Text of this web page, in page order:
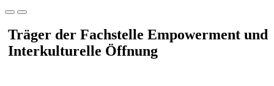
Träger der Fachstelle Empowerment und
Interkulturelle Öffnung